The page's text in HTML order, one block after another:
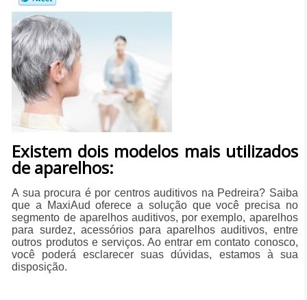
Existem dois modelos mais utilizados
de aparelhos:
A sua procura é por centros auditivos na Pedreira? Saiba
que a MaxiAud oferece a solução que você precisa no
segmento de aparelhos auditivos, por exemplo, aparelhos
para surdez, acessórios para aparelhos auditivos, entre
outros produtos e serviços. Ao entrar em contato conosco,
você poderá esclarecer suas dúvidas, estamos à sua
disposição.